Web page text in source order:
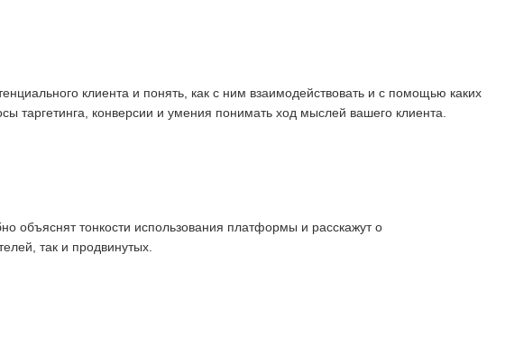
клиента и понять, как с ним взаимодействовать и с помощью каких
таргетинга, конверсии и умения понимать ход мыслей вашего клиента.
объяснят тонкости использования платформы и расскажут о
так и продвинутых.